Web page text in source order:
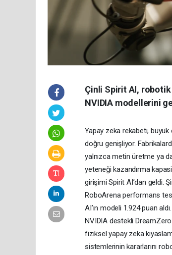
Çinli Spirit AI,
NVIDIA modellerini
Yapay zeka rekabeti,
doğru genişliyor.
yalnızca metin üretme ya
yeteneği kazandırma
girişimi Spirit AI’dan geldi.
RoboArena performans
AI’ın modeli 1.924 puan
NVIDIA destekli
fiziksel yapay zeka
sistemlerinin kararlarını